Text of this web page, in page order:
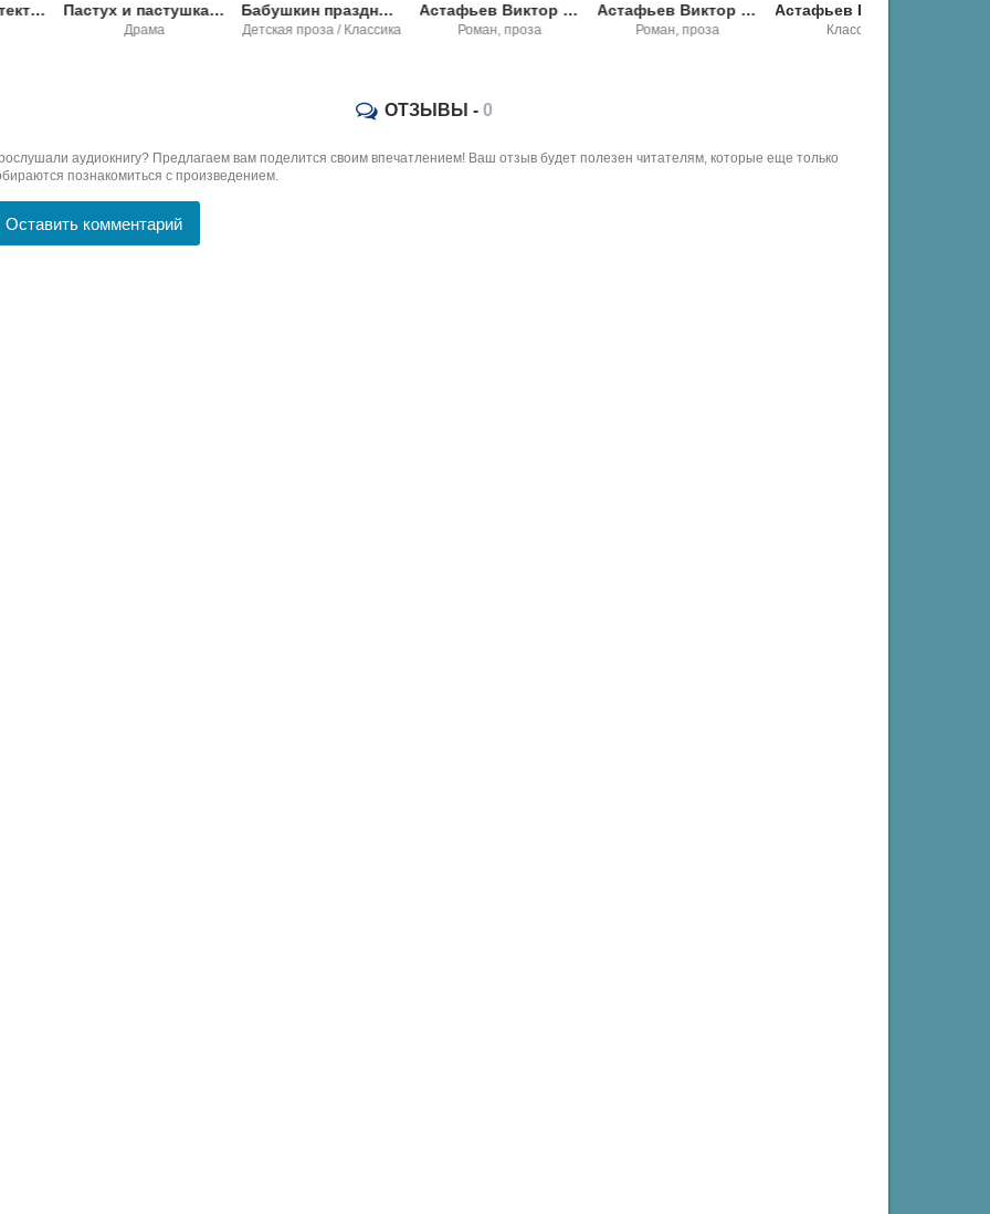
Пастух и пастушка - Виктор Астафьев Бабушкин праздник - Виктор Петрович Астафьев
Детская проза / Классика
Астафьев Виктор - Печальный детектив
Роман, проза
Астафьев Виктор - Пастух и пастушка
Роман, проза
Астафьев Виктор - Пастух и пастушка
ОТЗЫВЫ - 0
аудиокнигу? Предлагаем вам поделится своим впечатлением! Ваш отзыв будет полезен читателям, которые еще только
познакомиться с произведением.
Оставить комментарий